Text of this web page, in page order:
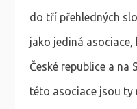
do tří přehledných
jako jediná
České republice a na
této asociace jsou ty